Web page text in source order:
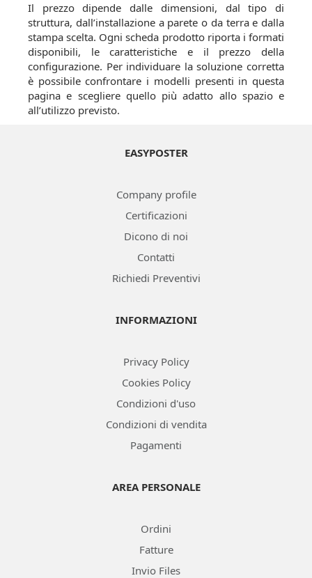
Il prezzo dipende dalle dimensioni, dal tipo di
struttura, dall’installazione a parete o da terra e dalla
stampa scelta. Ogni scheda prodotto riporta i formati
disponibili, le caratteristiche e il prezzo della
configurazione. Per individuare la soluzione corretta
è possibile confrontare i modelli presenti in questa
pagina e scegliere quello più adatto allo spazio e
all’utilizzo previsto.
EASYPOSTER
Company profile
Certificazioni
Dicono di noi
Contatti
Richiedi Preventivi
INFORMAZIONI
Privacy Policy
Cookies Policy
Condizioni d'uso
Condizioni di vendita
Pagamenti
AREA PERSONALE
Ordini
Fatture
Invio Files